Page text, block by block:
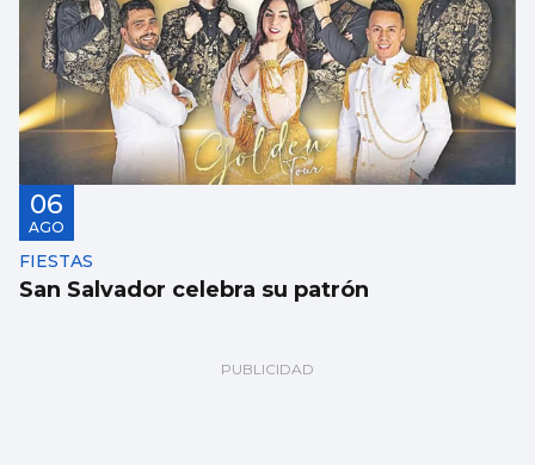
06
AGO
FIESTAS
San Salvador celebra su patrón